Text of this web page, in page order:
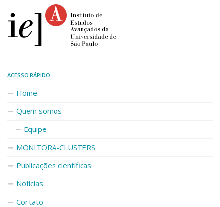
ACESSO RÁPIDO
Home
Quem somos
Equipe
MONITORA-CLUSTERS
Publicações científicas
Notícias
Contato